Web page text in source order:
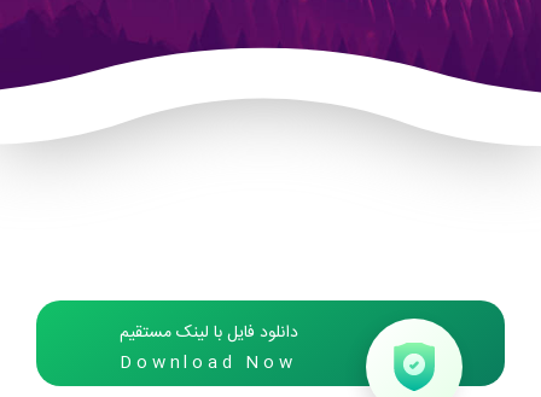
دانلود فایل با لینک مستقیم
Download Now